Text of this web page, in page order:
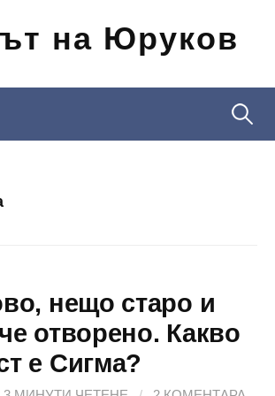
на Юруков
нещо старо и
отворено. Какво
е Сигма?